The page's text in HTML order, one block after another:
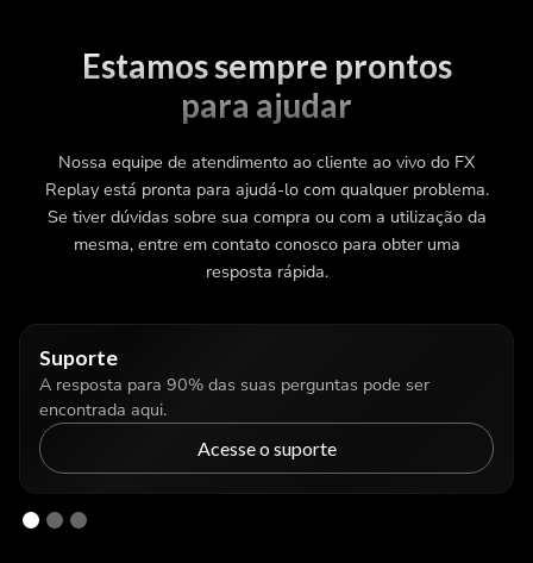
Estamos sempre prontos
para ajudar
Nossa equipe de atendimento ao cliente ao vivo do FX
Replay está pronta para ajudá-lo com qualquer problema.
Se tiver dúvidas sobre sua compra ou com a utilização da
mesma, entre em contato conosco para obter uma
resposta rápida.
Suporte
A resposta para 90% das suas perguntas pode ser
encontrada aqui.
Acesse o suporte